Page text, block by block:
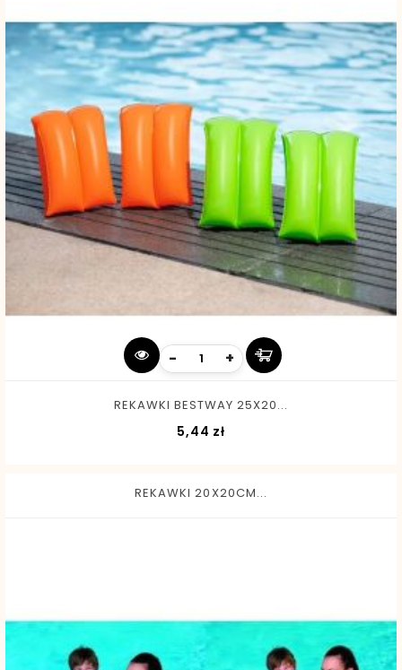
- +
REKAWKI BESTWAY 25X20...
5,44 zł
REKAWKI 20X20CM...